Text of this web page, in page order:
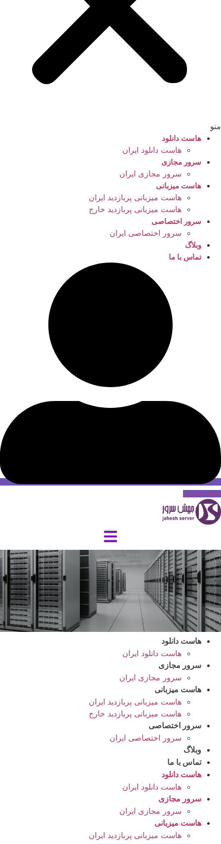
منو
هاست دانلود
هاست دانلود ایران
سرور مجازی
سرور مجازی ایران
هاست میزبانی
هاست میزبانی پربازدید ایران
هاست میزبانی پربازدید خارج
سرور اختصاصی
سرور اختصاصی ایران
وبلاگ
تماس با ما
حساب کاربری
هاست دانلود
هاست دانلود ایران
سرور مجازی
سرور مجازی ایران
هاست میزبانی
هاست میزبانی پربازدید ایران
هاست میزبانی پربازدید خارج
سرور اختصاصی
سرور اختصاصی ایران
وبلاگ
تماس با ما
هاست دانلود
هاست دانلود ایران
سرور مجازی
سرور مجازی ایران
هاست میزبانی
هاست میزبانی پربازدید ایران